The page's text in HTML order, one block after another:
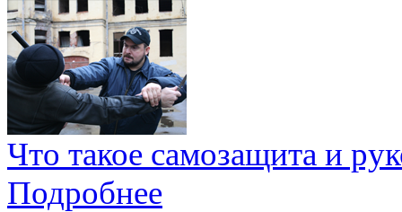
Что такое самозащита и
Подробнее